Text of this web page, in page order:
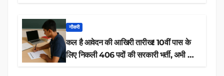
नौकरी
कल है आवेदन की आखिरी तारीख! 10वीं पास के
लिए निकली 406 पदों की सरकारी भर्ती, अभी करें